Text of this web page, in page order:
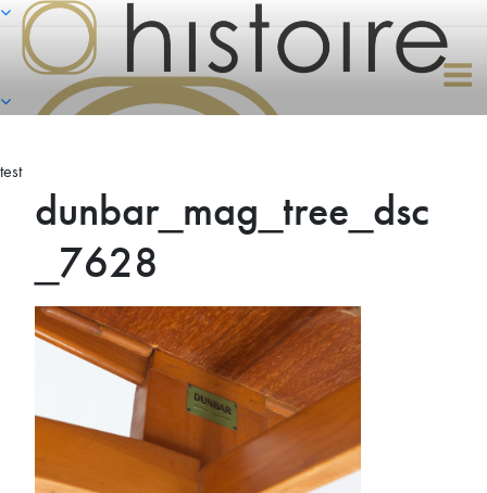
Naar
inhoud
springen
test
dunbar_mag_tree_dsc
_7628